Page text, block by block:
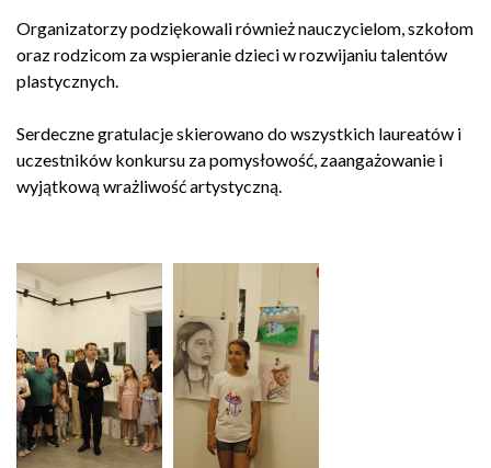
Organizatorzy podziękowali również nauczycielom, szkołom
oraz rodzicom za wspieranie dzieci w rozwijaniu talentów
plastycznych.
Serdeczne gratulacje skierowano do wszystkich laureatów i
uczestników konkursu za pomysłowość, zaangażowanie i
wyjątkową wrażliwość artystyczną.